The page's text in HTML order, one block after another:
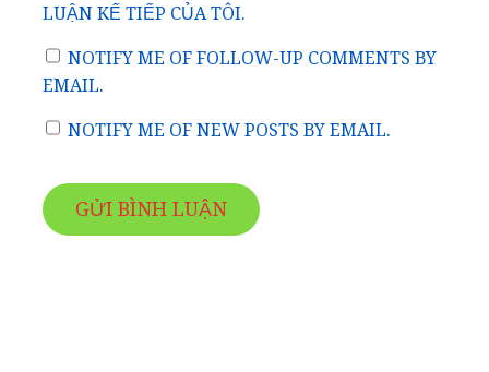
LUẬN KẾ TIẾP CỦA TÔI.
NOTIFY ME OF FOLLOW-UP COMMENTS BY
EMAIL.
NOTIFY ME OF NEW POSTS BY EMAIL.